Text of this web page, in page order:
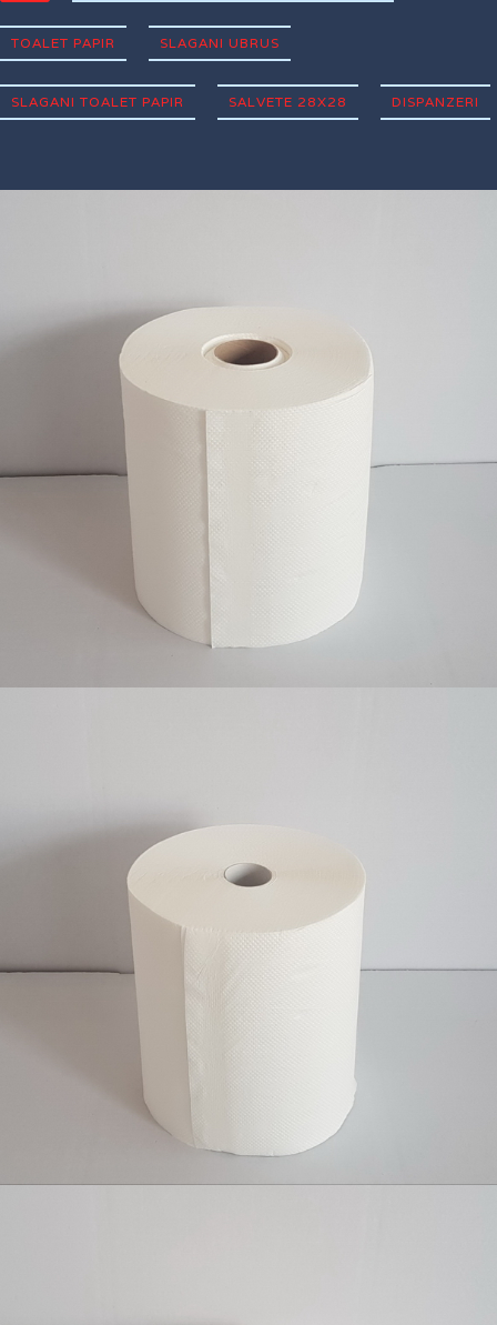
TOALET PAPIR SLAGANI UBRUS
SLAGANI TOALET PAPIR SALVETE 28X28 DISPANZERI
Ubrus senzor 6/1, 196/245
Ubrus auto cut (potez), 2 sloja, celuloza 6/1